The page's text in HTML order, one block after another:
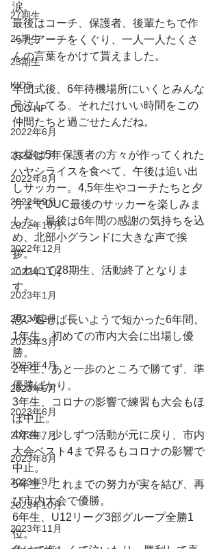
27期生
26期生
25期生
KIDS
DUC HP
2022年6月
2022年7月
2022年8月
2022年9月
2022年10月
2022年12月
2022年11月
2023年1月
2023年2月
2023年3月
2023年4月
2023年5月
2023年6月
2023年7月
2023年8月
2023年9月
2023年10月
2023年11月
涙。
最後はコーチ、保護者、後輩たちで作
ったアーチをくぐり、一人一人たくさ
んの言葉をかけて貰えました。
卒団式後、6年待機場所にいくとみんな
号泣してる。それだけいい時間をこの
仲間たちと過ごせたんだね。
お昼は5年保護者の方々が作ってくれた
ハヤシライスを食べて、午後は追い出
しサッカー。4,5年生やコーチたちと夕
方までDUC最後のサッカーを楽しみま
した。最後は6年間の感謝の気持ちを込
め、北部小グランドに大きな声で挨
拶。
これにて28期生、活動終了となりま
す。
思い返せば長いようで短かった6年間。
1年生、初めての市内大会に出場し優
勝。
2年生、あと一歩のところで勝てず、準
優勝ばかり。
3年生、コロナの影響で練習も大会もほ
ぼ中止。
4年生、少しずつ活動が元に戻り、市内
大会ベスト4まで昇るもコロナの影響で
中止。
5年生、これまでの努力が実を結び、再
び市内大会で優勝。
6年生、U12リーグ3部グループ全勝1
位。